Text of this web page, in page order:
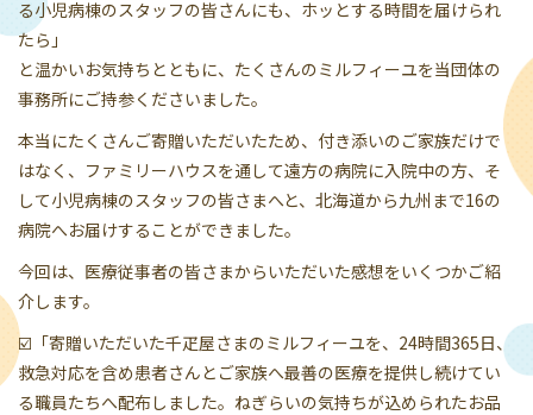
る小児病棟のスタッフの皆さんにも、ホッとする時間を届けられ
たら」
と温かいお気持ちとともに、たくさんのミルフィーユを当団体の
事務所にご持参くださいました。
本当にたくさんご寄贈いただいたため、付き添いのご家族だけで
はなく、ファミリーハウスを通して遠方の病院に入院中の方、そ
して小児病棟のスタッフの皆さまへと、北海道から九州まで16の
病院へお届けすることができました。
今回は、医療従事者の皆さまからいただいた感想をいくつかご紹
介します。
☑️「寄贈いただいた千疋屋さまのミルフィーユを、24時間365日、
救急対応を含め患者さんとご家族へ最善の医療を提供し続けてい
る職員たちへ配布しました。ねぎらいの気持ちが込められたお品